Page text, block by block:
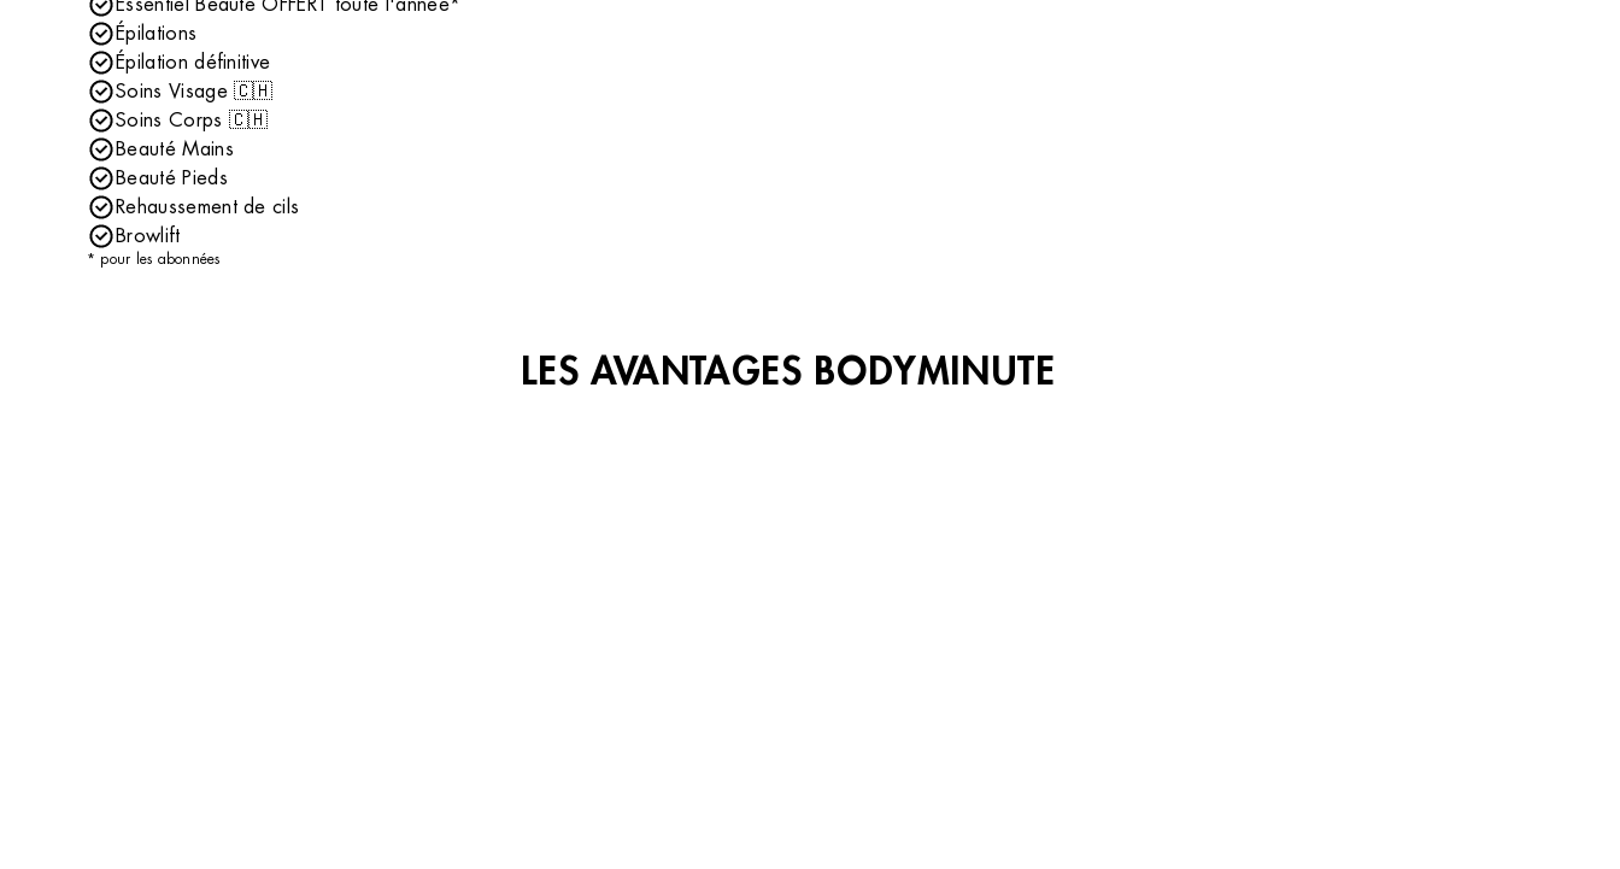
Épilations
Épilation définitive
Soins Visage 🇨🇭
Soins Corps 🇨🇭
Beauté Mains
Beauté Pieds
Rehaussement de cils
Browlift
* pour les abonnées
LES AVANTAGES BODYMINUTE